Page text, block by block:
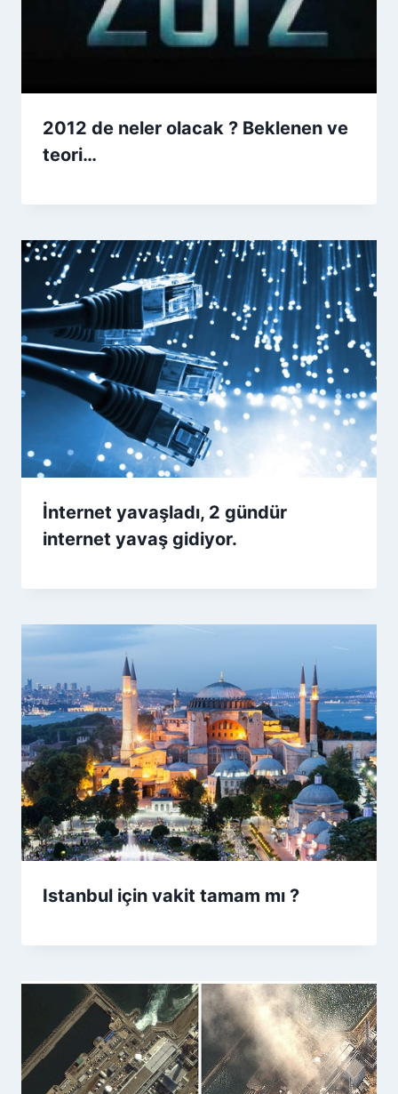
2012 de neler olacak ? Beklenen ve
teori…
İnternet yavaşladı, 2 gündür
internet yavaş gidiyor.
Istanbul için vakit tamam mı ?